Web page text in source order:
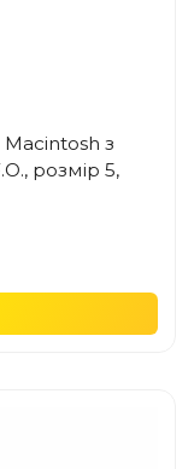
з
розмір 5,